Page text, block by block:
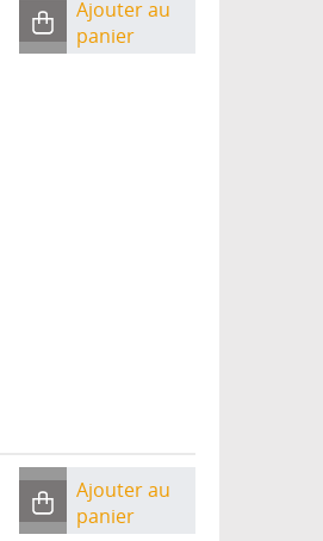
Ajouter au
panier
Ajouter au
panier